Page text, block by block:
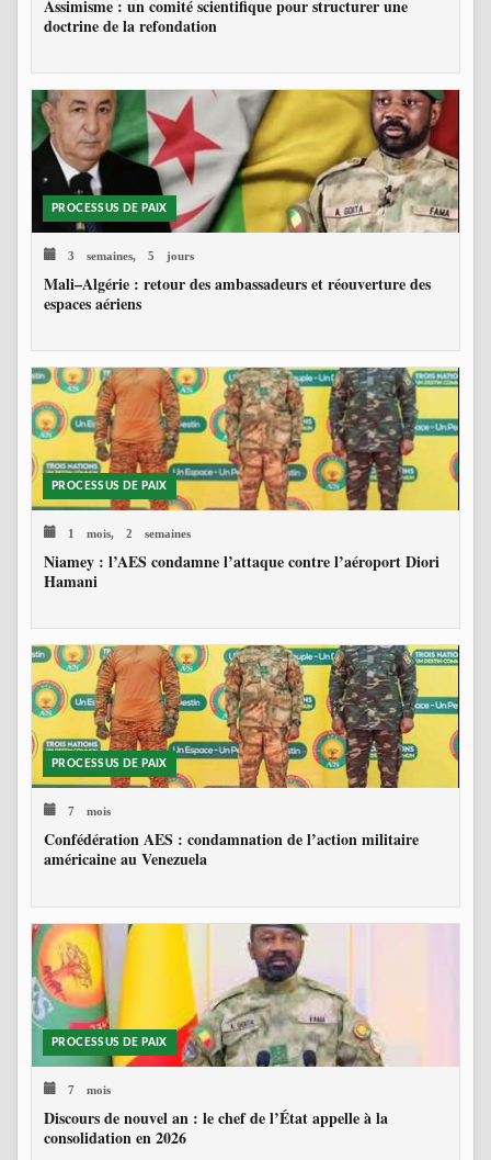
Assimisme : un comité scientifique pour structurer une
doctrine de la refondation
PROCESSUS DE PAIX
3 semaines, 5 jours
Mali–Algérie : retour des ambassadeurs et réouverture des
espaces aériens
PROCESSUS DE PAIX
1 mois, 2 semaines
Niamey : l’AES condamne l’attaque contre l’aéroport Diori
Hamani
PROCESSUS DE PAIX
7 mois
Confédération AES : condamnation de l’action militaire
américaine au Venezuela
PROCESSUS DE PAIX
7 mois
Discours de nouvel an : le chef de l’État appelle à la
consolidation en 2026